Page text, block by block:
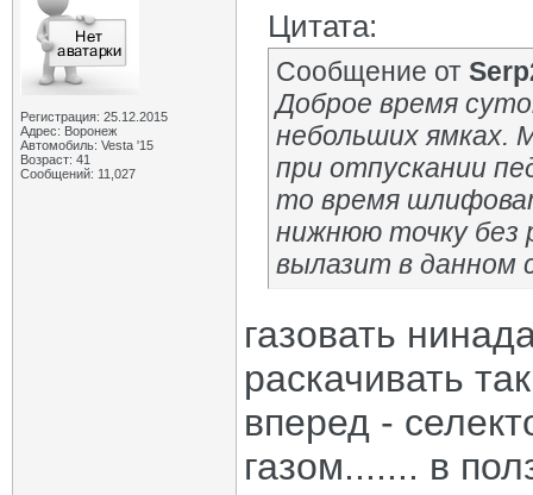
Регистрация: 25.12.2015
Адрес: Воронеж
Автомобиль: Vesta '15
Возраст: 41
Сообщений: 11,027
Цитата:
Сообщение от
Доброе время
небольших ямках.
при отпускании
то время
нижнюю точку без
вылазит в данном
газовать
раскачивать
вперед -
газом....... в